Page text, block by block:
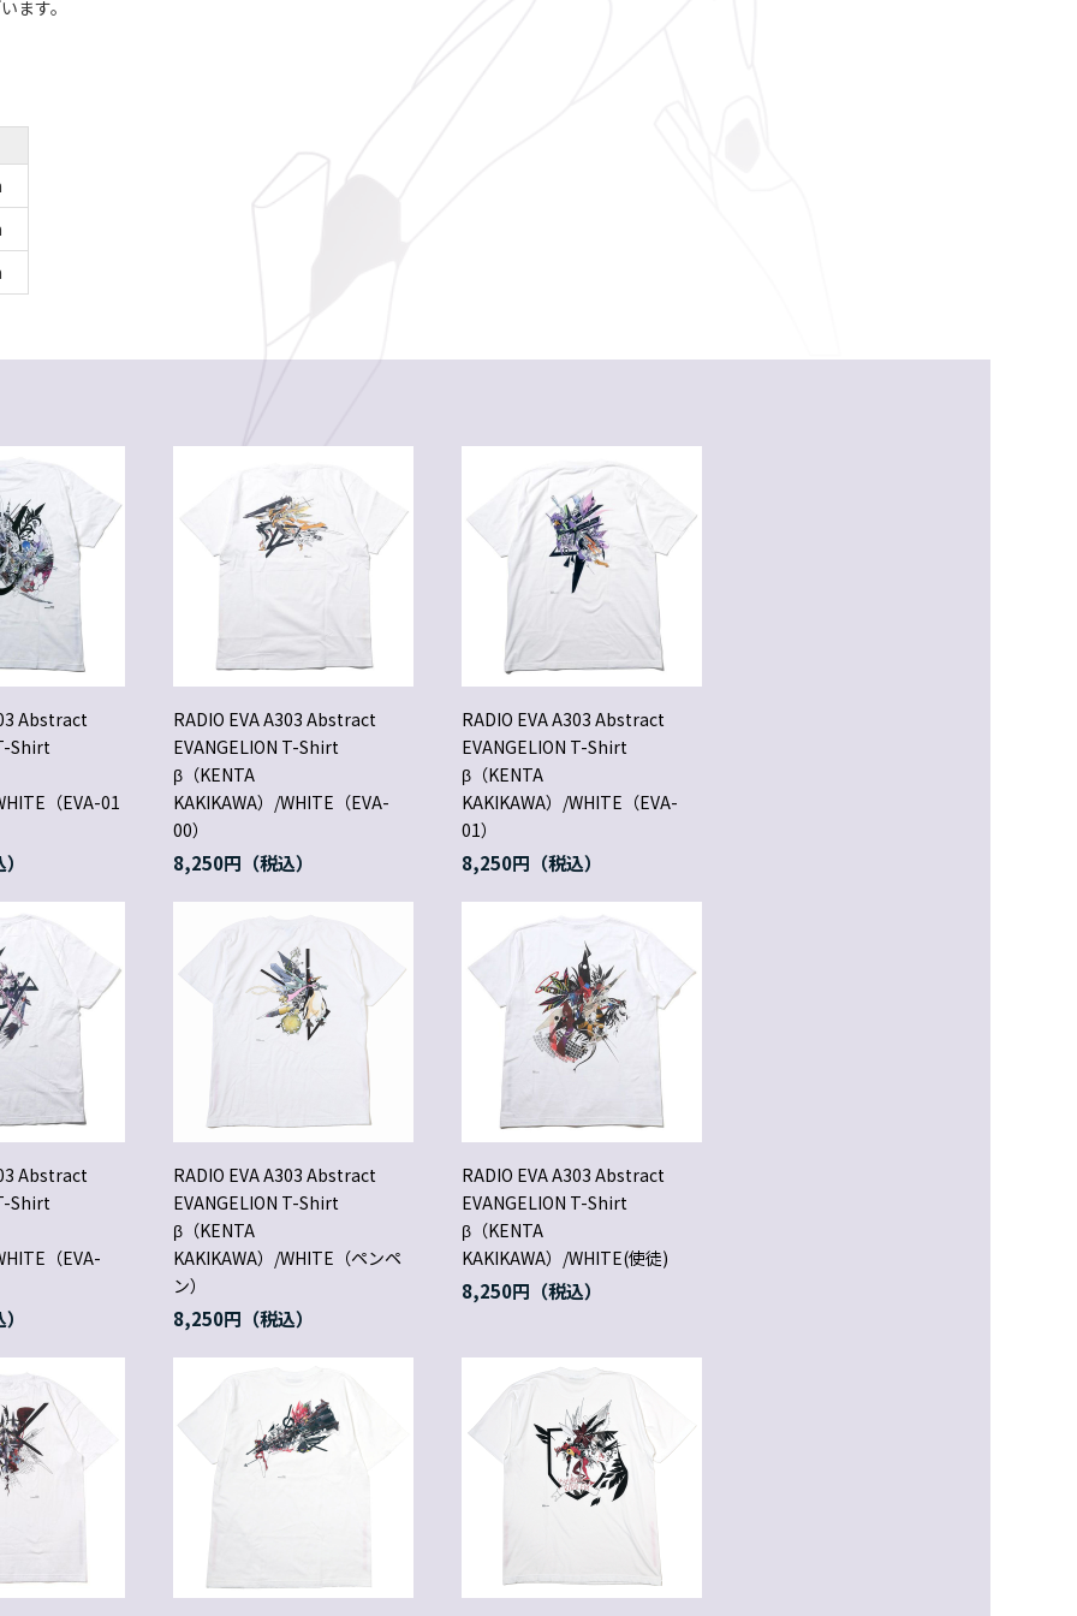
ます。
Abstract
Shirt
（EVA-01
RADIO EVA A303 Abstract
EVANGELION T-Shirt
β（KENTA
KAKIKAWA）/WHITE（EVA-
00）
8,250円
RADIO EVA A303 Abstract
EVANGELION T-Shirt
β（KENTA
KAKIKAWA）/WHITE（EVA-
01）
8,250円
Abstract
Shirt
（EVA-
RADIO EVA A303 Abstract
EVANGELION T-Shirt
β（KENTA
KAKIKAWA）/WHITE（ペンペ
ン）
8,250円
RADIO EVA A303 Abstract
EVANGELION T-Shirt
β（KENTA
KAKIKAWA）/WHITE(使徒)
8,250円